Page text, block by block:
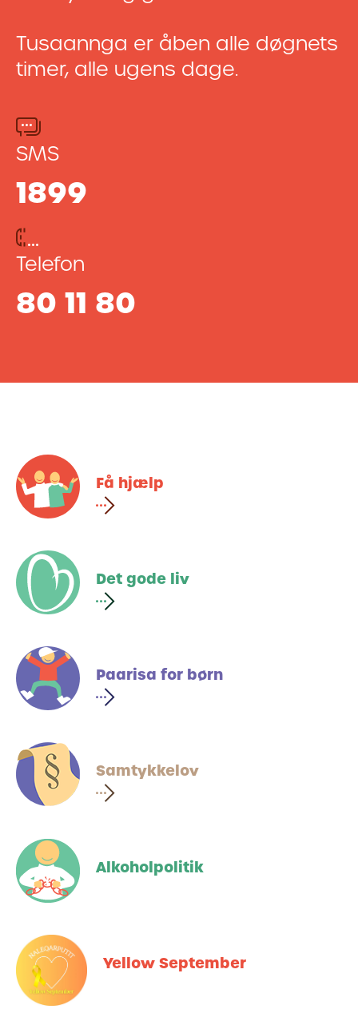
Tusaannga er åben alle døgnets
timer, alle ugens dage.
SMS
1899
Telefon
80 11 80
Få hjælp
Det gode liv
Paarisa for børn
Samtykkelov
Alkoholpolitik
Yellow September